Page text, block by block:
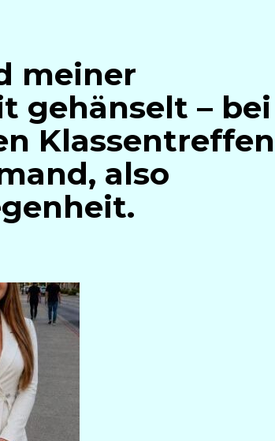
meiner
gehänselt – bei
Klassentreffen
also